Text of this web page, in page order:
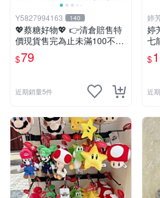
Y5827994163 140
💖蔡糖好物💖 👉清倉賠售特
價現貨售完為止未滿100不出
貨唷🔥❤️不帶配飾純手偶日版
巧虎刷牙手偶❤️親子互動說故
$79
近期銷量5件
婷
婷
七
龍
$
近